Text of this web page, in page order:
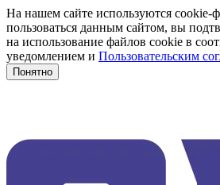
На нашем сайте используются
пользоваться данным сайтом, вы
на использование файлов cookie в
уведомлением и Пользовательским
Понятно